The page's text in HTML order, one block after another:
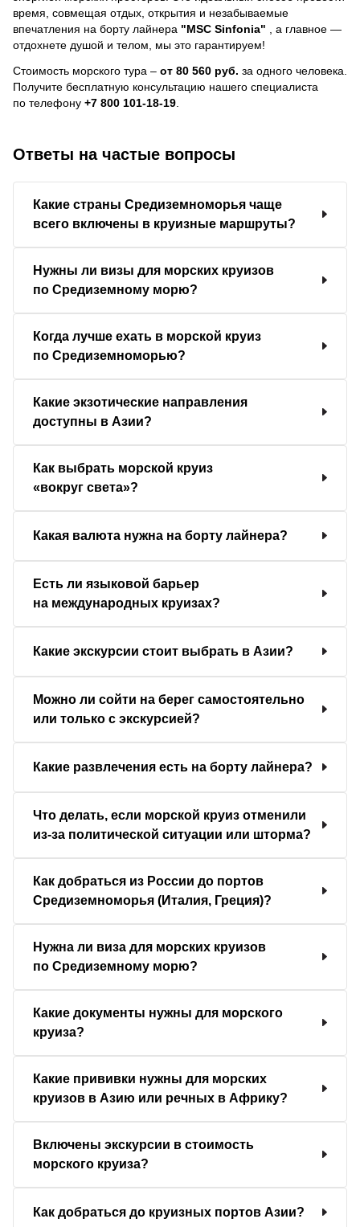
время, совмещая отдых, открытия и незабываемые
впечатления на борту лайнера "MSC Sinfonia"
, a главное —
отдохнете душой и телом, мы это гарантируем!
Стоимость морского тура – от 80 560 руб. за одного человека.
Получите бесплатную консультацию нашего специалиста
по телефону +7 800 101-18-19
Ответы на частые вопросы
Какие страны Средиземноморья чаще
всего включены в круизные маршруты?
Нужны ли визы для морских круизов
по Средиземному морю?
Когда лучше ехать в морской круиз
по Средиземноморью?
Какие экзотические направления
доступны в Азии?
Как выбрать морской круиз
«вокруг света»?
Какая валюта нужна на борту лайнера?
Есть ли языковой барьер
на международных круизах?
Какие экскурсии стоит выбрать в Азии?
Можно ли сойти на берег самостоятельно
или только с экскурсией?
Какие развлечения есть на борту лайнера?
Что делать, если морской круиз отменили
из-за политической ситуации или шторма?
Как добраться из России до портов
Средиземноморья (Италия, Греция)?
Нужна ли виза для морских круизов
по Средиземному морю?
Какие документы нужны для морского
круиза?
Какие прививки нужны для морских
круизов в Азию или речных в Африку?
Включены экскурсии в стоимость
морского круиза?
Как добраться до круизных портов Азии?